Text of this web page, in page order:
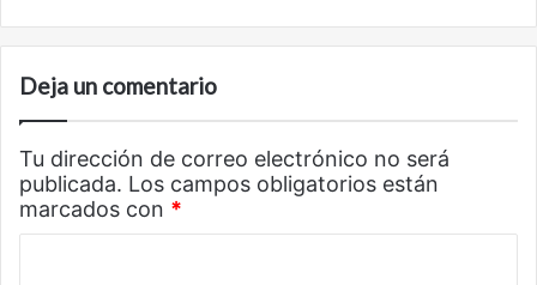
Deja un comentario
Tu dirección de correo electrónico no será
publicada. Los campos obligatorios están
marcados con *